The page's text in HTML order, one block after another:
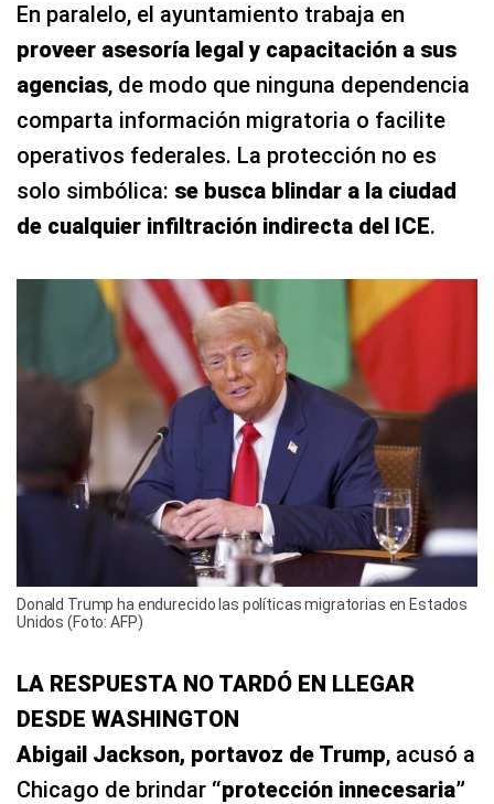
En paralelo, el ayuntamiento trabaja en
proveer asesoría legal y capacitación a sus
agencias, de modo que ninguna dependencia
comparta información migratoria o facilite
operativos federales. La protección no es
solo simbólica: se busca blindar a la ciudad
de cualquier infiltración indirecta del ICE.
Donald Trump ha endurecido las políticas migratorias en Estados
Unidos (Foto: AFP)
LA RESPUESTA NO TARDÓ EN LLEGAR
DESDE WASHINGTON
Abigail Jackson, portavoz de Trump, acusó a
Chicago de brindar “protección innecesaria”